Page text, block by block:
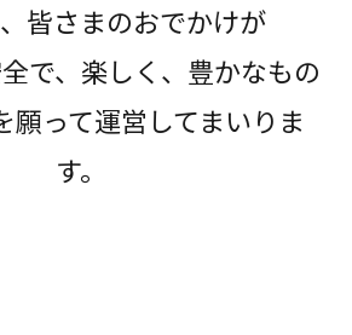
皆さまのおでかけが
で、楽しく、豊かなもの
願って運営してまいりま
す。